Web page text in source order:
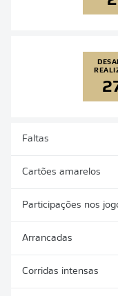
Faltas
Cartões amarelos
Participações nos
Arrancadas
Corridas intensas